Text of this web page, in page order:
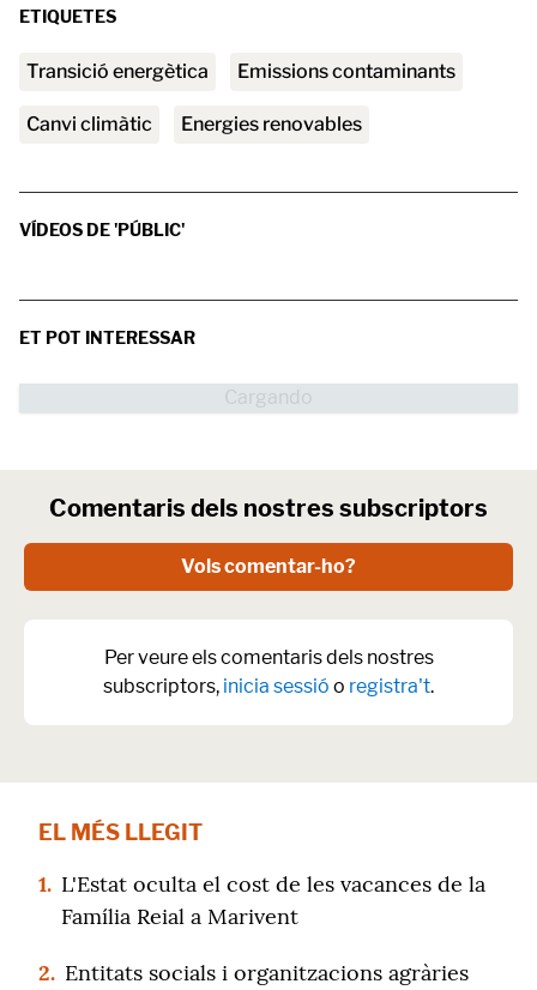
ETIQUETES
transició energètica emissions contaminants
canvi climàtic Energies renovables
VÍDEOS DE 'PÚBLIC'
ET POT INTERESSAR
Comentaris dels nostres subscriptors
Vols comentar-ho?
Per veure els comentaris dels nostres
subscriptors, inicia sessió o registra't.
EL MÉS LLEGIT
1. L'Estat oculta el cost de les vacances de la
Família Reial a Marivent
2. Entitats socials i organitzacions agràries